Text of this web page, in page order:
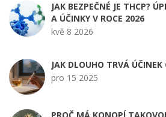
JAK BEZPEČNÉ JE THCP?
A ÚČINKY V ROCE 2026
kvě 8 2026
JAK DLOUHO TRVÁ ÚČINEK
pro 15 2025